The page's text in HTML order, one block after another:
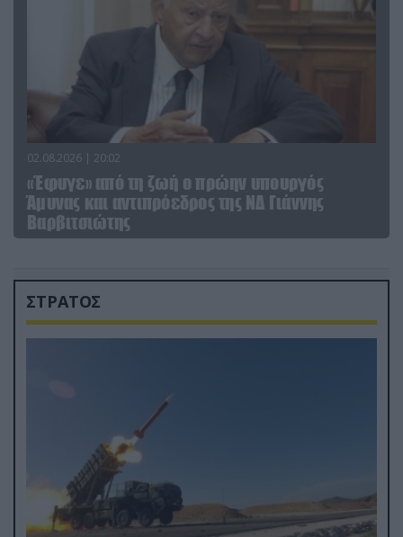
02.08.2026 | 20:02
«Έφυγε» από τη ζωή ο πρώην υπουργός
Άμυνας και αντιπρόεδρος της ΝΔ Γιάννης
Βαρβιτσιώτης
ΣΤΡΑΤΟΣ